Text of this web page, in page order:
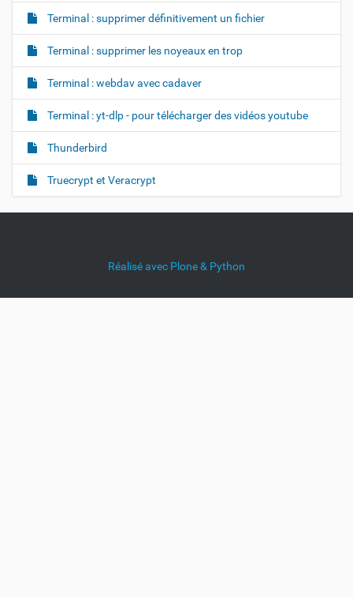
Terminal : supprimer définitivement un fichier
Terminal : supprimer les noyeaux en trop
Terminal : webdav avec cadaver
Terminal : yt-dlp - pour télécharger des vidéos youtube
Thunderbird
Truecrypt et Veracrypt
Réalisé avec Plone & Python